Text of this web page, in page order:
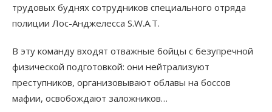
трудовых буднях сотрудников специального отряда
полиции Лос-Анджелесса S.W.A.T.
В эту команду входят отважные бойцы с безупречной
физической подготовкой: они нейтрализуют
преступников, организовывают облавы на боссов
мафии, освобождают заложников…